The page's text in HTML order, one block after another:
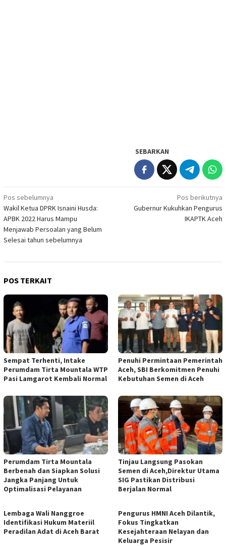
SEBARKAN
Navigasi
pos
Pos sebelumnya
Wakil Ketua DPRK Isnaini Husda:
APBK 2022 Harus Mampu
Menjawab Persoalan yang Belum
Selesai tahun sebelumnya
Pos berikutnya
Gubernur Kukuhkan Pengurus
IKAPTK Aceh
POS TERKAIT
Sempat Terhenti, Intake
Perumdam Tirta Mountala WTP
Pasi Lamgarot Kembali Normal
Penuhi Permintaan Pemerintah
Aceh, SBI Berkomitmen Penuhi
Kebutuhan Semen di Aceh
Perumdam Tirta Mountala
Berbenah dan Siapkan Solusi
Jangka Panjang Untuk
Optimalisasi Pelayanan
Tinjau Langsung Pasokan
Semen di Aceh,Direktur Utama
SIG Pastikan Distribusi
Berjalan Normal
Lembaga Wali Nanggroe
Identifikasi Hukum Materiil
Peradilan Adat di Aceh Barat
Pengurus HMNI Aceh Dilantik,
Fokus Tingkatkan
Kesejahteraan Nelayan dan
Keluarga Pesisir